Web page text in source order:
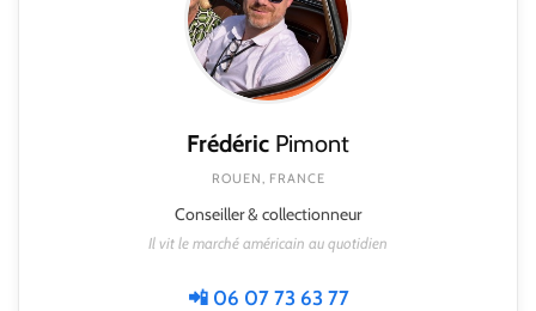
Frédéric Pimont
ROUEN, FRANCE
Conseiller & collectionneur
Il vit le marché américain au quotidien
📲 06 07 73 63 77